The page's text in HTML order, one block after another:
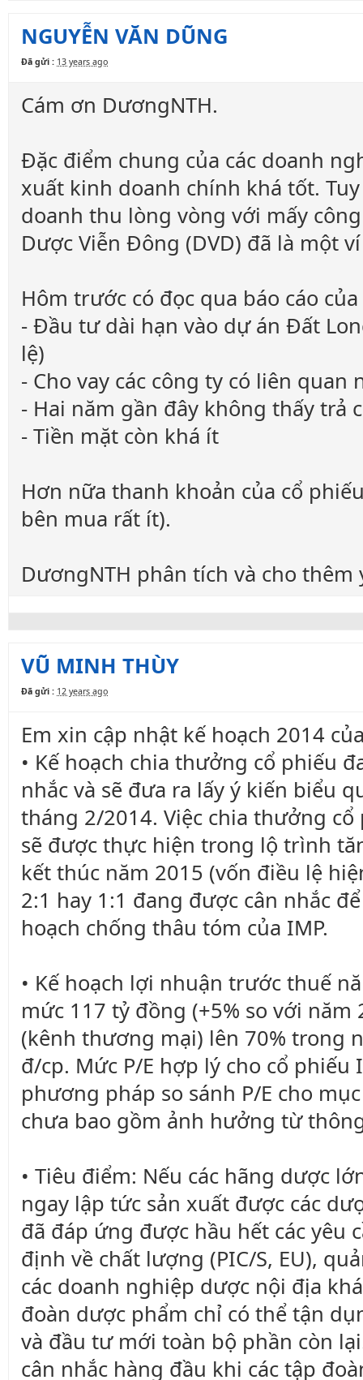
NGUYỄN VĂN DŨNG
Đã gửi : 13 years ago
Cám ơn DươngNTH.
Đặc điểm chung của các doanh
xuất kinh doanh chính khá tốt.
doanh thu lòng vòng với mấy
Dược Viễn Đông (DVD) đã là một
Hôm trước có đọc qua báo cáo
- Đầu tư dài hạn vào dự án Đất
lệ)
- Cho vay các công ty có liên
- Hai năm gần đây không thấy trả
- Tiền mặt còn khá ít
Hơn nữa thanh khoản của cổ
bên mua rất ít).
DươngNTH phân tích và cho thêm
VŨ MINH THÙY
Đã gửi : 12 years ago
Em xin cập nhật kế hoạch 2014
• Kế hoạch chia thưởng cổ phiếu
nhắc và sẽ đưa ra lấy ý kiến biểu
tháng 2/2014. Việc chia thưởng
sẽ được thực hiện trong lộ trình
kết thúc năm 2015 (vốn điều lệ
2:1 hay 1:1 đang được cân nhắc
hoạch chống thâu tóm của IMP.
• Kế hoạch lợi nhuận trước thuế
mức 117 tỷ đồng (+5% so với
(kênh thương mại) lên 70% trong
đ/cp. Mức P/E hợp lý cho cổ
phương pháp so sánh P/E cho
chưa bao gồm ảnh hưởng từ
• Tiêu điểm: Nếu các hãng dược
ngay lập tức sản xuất được các
đã đáp ứng được hầu hết các yêu
định về chất lượng (PIC/S, EU),
các doanh nghiệp dược nội địa
đoàn dược phẩm chỉ có thể tận
và đầu tư mới toàn bộ phần còn
cân nhắc hàng đầu khi các tập